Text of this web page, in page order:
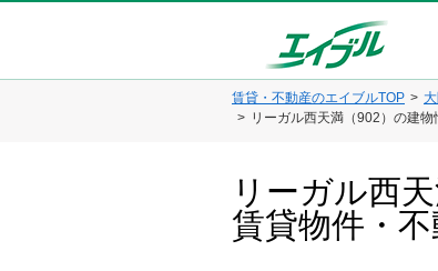
賃貸・不動産のエイブルTOP
リーガル西天満（902）の建物
リーガル西
賃貸物件・